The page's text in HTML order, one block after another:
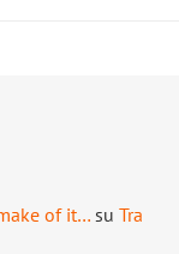
of it… su Tra